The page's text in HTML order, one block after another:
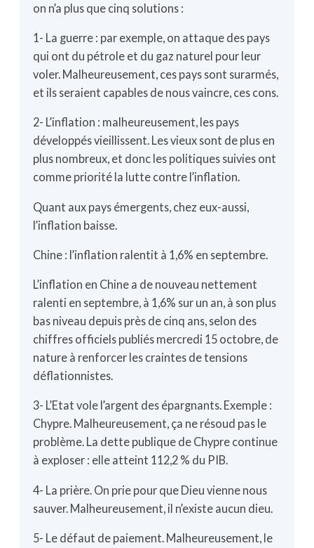
on n’a plus que cinq solutions :
1- La guerre : par exemple, on attaque des pays
qui ont du pétrole et du gaz naturel pour leur
voler. Malheureusement, ces pays sont surarmés,
et ils seraient capables de nous vaincre, ces cons.
2- L’inflation : malheureusement, les pays
développés vieillissent. Les vieux sont de plus en
plus nombreux, et donc les politiques suivies ont
comme priorité la lutte contre l’inflation.
Quant aux pays émergents, chez eux-aussi,
l’inflation baisse.
Chine : l’inflation ralentit à 1,6% en septembre.
L’inflation en Chine a de nouveau nettement
ralenti en septembre, à 1,6% sur un an, à son plus
bas niveau depuis près de cinq ans, selon des
chiffres officiels publiés mercredi 15 octobre, de
nature à renforcer les craintes de tensions
déflationnistes.
3- L’Etat vole l’argent des épargnants. Exemple :
Chypre. Malheureusement, ça ne résoud pas le
problème. La dette publique de Chypre continue
à exploser : elle atteint 112,2 % du PIB.
4- La prière. On prie pour que Dieu vienne nous
sauver. Malheureusement, il n’existe aucun dieu.
5- Le défaut de paiement. Malheureusement, le